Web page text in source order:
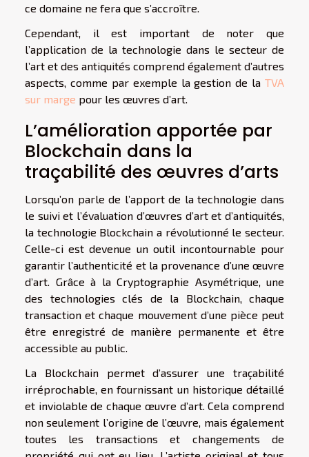
ce domaine ne fera que s’accroître.
Cependant, il est important de noter que
l’application de la technologie dans le secteur de
l’art et des antiquités comprend également d’autres
aspects, comme par exemple la gestion de la TVA
sur marge pour les œuvres d’art.
L’amélioration apportée par
Blockchain dans la
traçabilité des œuvres d’arts
Lorsqu’on parle de l’apport de la technologie dans
le suivi et l’évaluation d’œuvres d’art et d’antiquités,
la technologie Blockchain a révolutionné le secteur.
Celle-ci est devenue un outil incontournable pour
garantir l’authenticité et la provenance d’une œuvre
d’art. Grâce à la Cryptographie Asymétrique, une
des technologies clés de la Blockchain, chaque
transaction et chaque mouvement d’une pièce peut
être enregistré de manière permanente et être
accessible au public.
La Blockchain permet d’assurer une traçabilité
irréprochable, en fournissant un historique détaillé
et inviolable de chaque œuvre d’art. Cela comprend
non seulement l’origine de l’œuvre, mais également
toutes les transactions et changements de